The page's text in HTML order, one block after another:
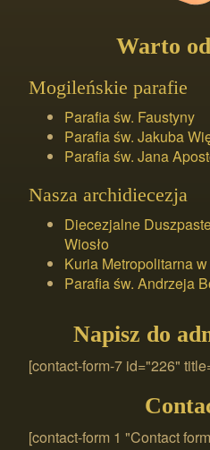
Warto
Mogileńskie parafie
Parafia św. Faustyny
Parafia św. Jakuba
Parafia św. Jana
Nasza archidiecezja
Diecezjalne
Wiosło
Kuria Metropolitarna
Parafia św. Andrzeja
Napisz do
[contact-form-7 id="226"
[contact-form 1 "Contact